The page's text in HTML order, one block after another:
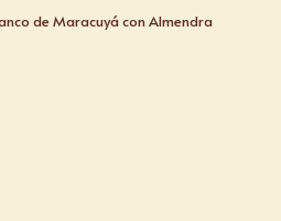
de Maracuyá con Almendra